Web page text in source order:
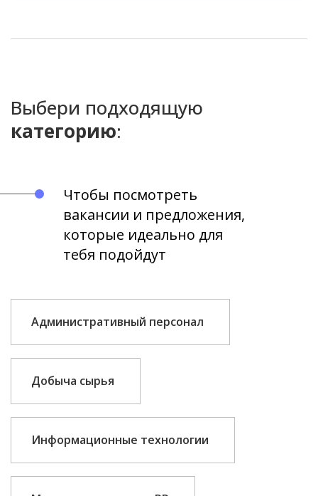
Выбери подходящую
категорию:
Чтобы посмотреть
вакансии и предложения,
которые идеально для
тебя подойдут
Административный персонал
Добыча сырья
Информационные технологии